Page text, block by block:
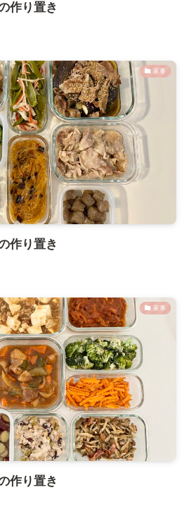
作り置き
家事
作り置き
家事
作り置き